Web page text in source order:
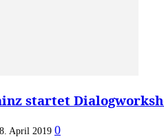
startet
April 2019 0